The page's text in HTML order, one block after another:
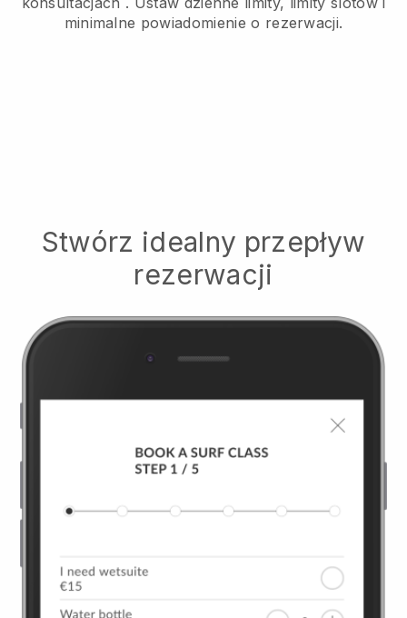
minimalne powiadomienie o rezerwacji.
Stwórz idealny przepływ
rezerwacji